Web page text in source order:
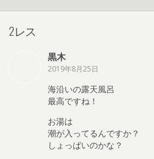
2レス
黒木
2019年8月25日
海沿いの露天風呂
最高ですね！
お湯は
潮が入ってるんですか？
しょっぱいのかな？